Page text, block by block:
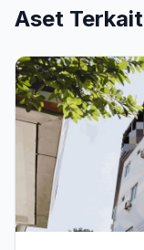
Aset Terkait